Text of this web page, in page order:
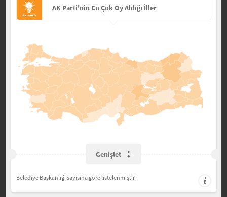
AK Parti'nin En Çok Oy Aldığı İller
Genişlet
Belediye Başkanlığı sayısına göre listelenmiştir.